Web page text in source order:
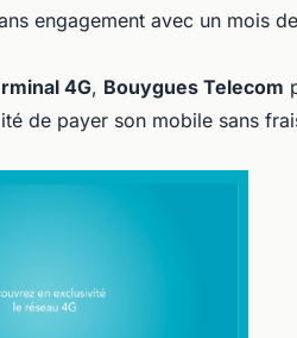
engagement avec un mois
4G, Bouygues Telecom
de payer son mobile sans